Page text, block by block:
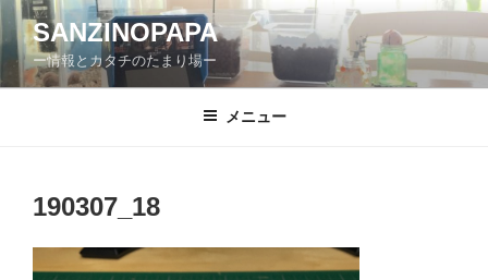
コ
ン
SANZINOPAPA
ー情報とカタチのたまり場ー
メニュー
190307_18